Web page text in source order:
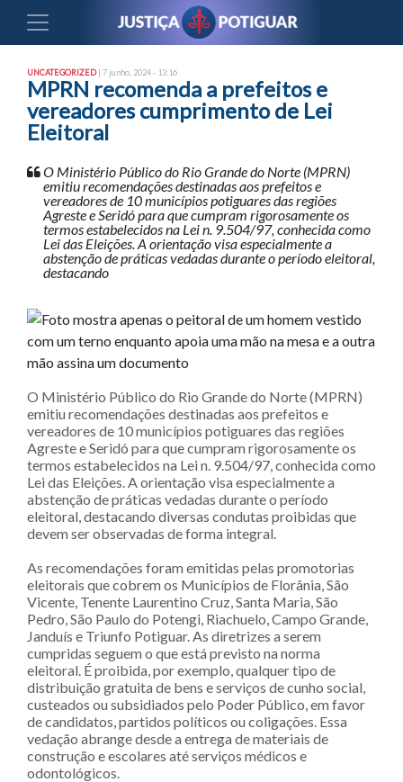
UNCATEGORIZED| 7 junho, 2024 - 13:16
MPRN recomenda a prefeitos e
vereadores cumprimento de Lei
Eleitoral
O Ministério Público do Rio Grande do Norte (MPRN)
emitiu recomendações destinadas aos prefeitos e
vereadores de 10 municípios potiguares das regiões
Agreste e Seridó para que cumpram rigorosamente os
termos estabelecidos na Lei n. 9.504/97, conhecida como
Lei das Eleições. A orientação visa especialmente a
abstenção de práticas vedadas durante o período eleitoral,
destacando
O Ministério Público do Rio Grande do Norte (MPRN)
emitiu recomendações destinadas aos prefeitos e
vereadores de 10 municípios potiguares das regiões
Agreste e Seridó para que cumpram rigorosamente os
termos estabelecidos na Lei n. 9.504/97, conhecida como
Lei das Eleições. A orientação visa especialmente a
abstenção de práticas vedadas durante o período
eleitoral, destacando diversas condutas proibidas que
devem ser observadas de forma integral.
As recomendações foram emitidas pelas promotorias
eleitorais que cobrem os Municípios de Florânia, São
Vicente, Tenente Laurentino Cruz, Santa Maria, São
Pedro, São Paulo do Potengi, Riachuelo, Campo Grande,
Janduís e Triunfo Potiguar. As diretrizes a serem
cumpridas seguem o que está previsto na norma
eleitoral. É proibida, por exemplo, qualquer tipo de
distribuição gratuita de bens e serviços de cunho social,
custeados ou subsidiados pelo Poder Público, em favor
de candidatos, partidos políticos ou coligações. Essa
vedação abrange desde a entrega de materiais de
construção e escolares até serviços médicos e
odontológicos.